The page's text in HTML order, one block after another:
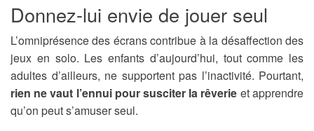
Donnez-lui envie de jouer seul
L’omniprésence des écrans contribue à la désaffection des
jeux en solo. Les enfants d’aujourd’hui, tout comme les
adultes d’ailleurs, ne supportent pas l’inactivité. Pourtant,
rien ne vaut l’ennui pour susciter la rêverie et apprendre
qu’on peut s’amuser seul.